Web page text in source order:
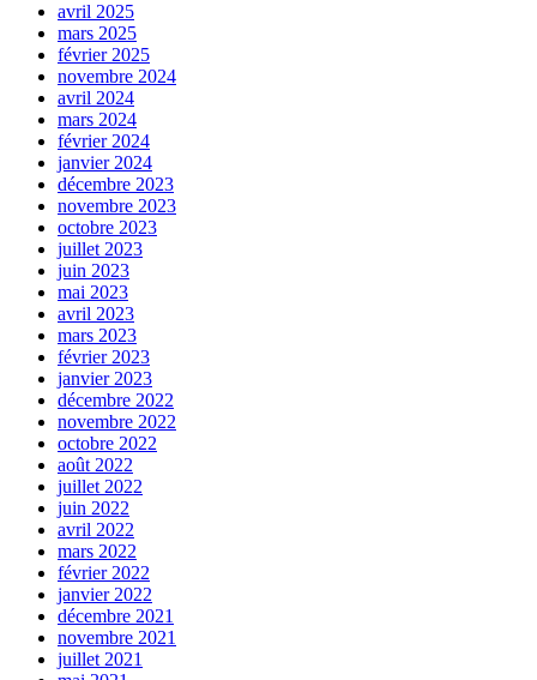
avril 2025
mars 2025
février 2025
novembre 2024
avril 2024
mars 2024
février 2024
janvier 2024
décembre 2023
novembre 2023
octobre 2023
juillet 2023
juin 2023
mai 2023
avril 2023
mars 2023
février 2023
janvier 2023
décembre 2022
novembre 2022
octobre 2022
août 2022
juillet 2022
juin 2022
avril 2022
mars 2022
février 2022
janvier 2022
décembre 2021
novembre 2021
juillet 2021